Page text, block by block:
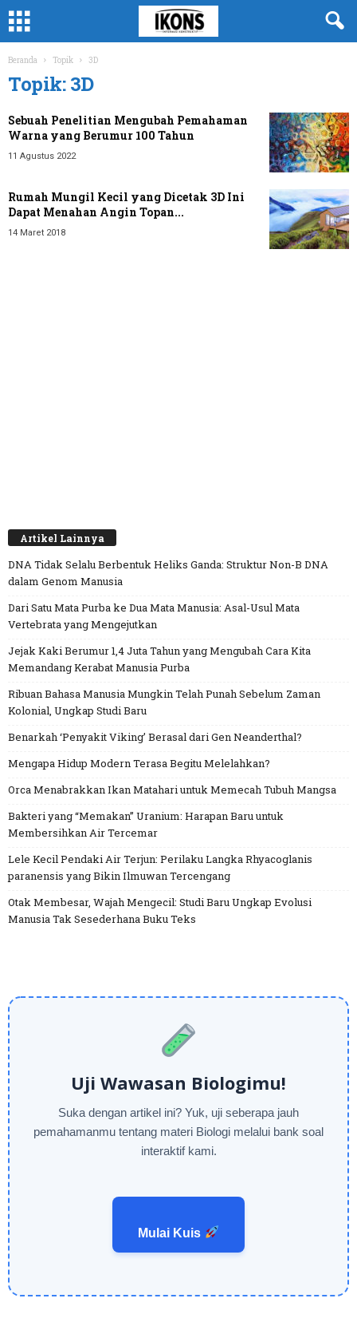
Beranda Topik 3D
Topik: 3D
Sebuah Penelitian Mengubah Pemahaman
Warna yang Berumur 100 Tahun
11 Agustus 2022
Rumah Mungil Kecil yang Dicetak 3D Ini
Dapat Menahan Angin Topan...
14 Maret 2018
Artikel Lainnya
DNA Tidak Selalu Berbentuk Heliks Ganda: Struktur Non-B DNA
dalam Genom Manusia
Dari Satu Mata Purba ke Dua Mata Manusia: Asal-Usul Mata
Vertebrata yang Mengejutkan
Jejak Kaki Berumur 1,4 Juta Tahun yang Mengubah Cara Kita
Memandang Kerabat Manusia Purba
Ribuan Bahasa Manusia Mungkin Telah Punah Sebelum Zaman
Kolonial, Ungkap Studi Baru
Benarkah ‘Penyakit Viking’ Berasal dari Gen Neanderthal?
Mengapa Hidup Modern Terasa Begitu Melelahkan?
Orca Menabrakkan Ikan Matahari untuk Memecah Tubuh Mangsa
Bakteri yang “Memakan” Uranium: Harapan Baru untuk
Membersihkan Air Tercemar
Lele Kecil Pendaki Air Terjun: Perilaku Langka Rhyacoglanis
paranensis yang Bikin Ilmuwan Tercengang
Otak Membesar, Wajah Mengecil: Studi Baru Ungkap Evolusi
Manusia Tak Sesederhana Buku Teks
Uji Wawasan Biologimu!
Suka dengan artikel ini? Yuk, uji seberapa jauh
pemahamanmu tentang materi Biologi melalui bank soal
interaktif kami.
Mulai Kuis